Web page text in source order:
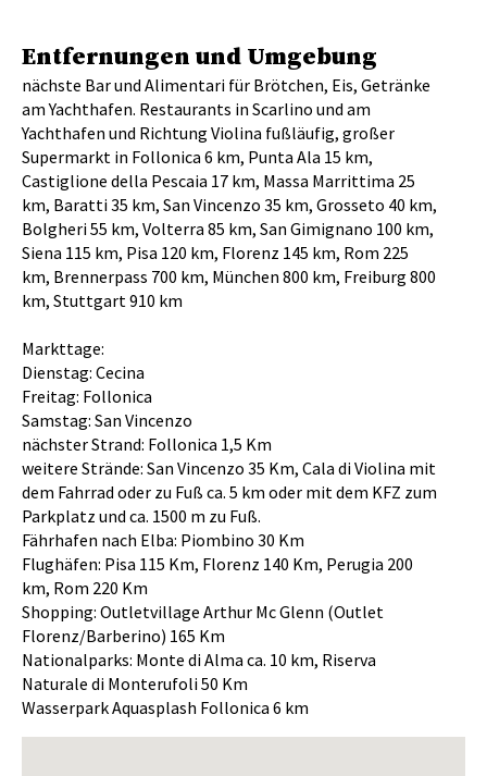
Entfernungen und Umgebung
nächste Bar und Alimentari für Brötchen, Eis, Getränke
am Yachthafen. Restaurants in Scarlino und am
Yachthafen und Richtung Violina fußläufig, großer
Supermarkt in Follonica 6 km, Punta Ala 15 km,
Castiglione della Pescaia 17 km, Massa Marrittima 25
km, Baratti 35 km, San Vincenzo 35 km, Grosseto 40 km,
Bolgheri 55 km, Volterra 85 km, San Gimignano 100 km,
Siena 115 km, Pisa 120 km, Florenz 145 km, Rom 225
km, Brennerpass 700 km, München 800 km, Freiburg 800
km, Stuttgart 910 km
Markttage:
Dienstag: Cecina
Freitag: Follonica
Samstag: San Vincenzo
nächster Strand: Follonica 1,5 Km
weitere Strände: San Vincenzo 35 Km, Cala di Violina mit
dem Fahrrad oder zu Fuß ca. 5 km oder mit dem KFZ zum
Parkplatz und ca. 1500 m zu Fuß.
Fährhafen nach Elba: Piombino 30 Km
Flughäfen: Pisa 115 Km, Florenz 140 Km, Perugia 200
km, Rom 220 Km
Shopping: Outletvillage Arthur Mc Glenn (Outlet
Florenz/Barberino) 165 Km
Nationalparks: Monte di Alma ca. 10 km, Riserva
Naturale di Monterufoli 50 Km
Wasserpark Aquasplash Follonica 6 km